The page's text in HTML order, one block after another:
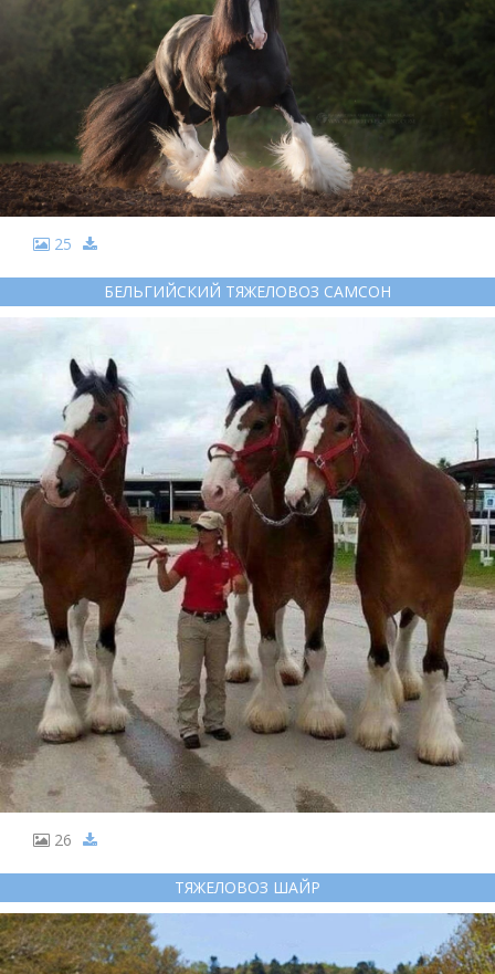
25
БЕЛЬГИЙСКИЙ ТЯЖЕЛОВОЗ САМСОН
26
ТЯЖЕЛОВОЗ ШАЙР